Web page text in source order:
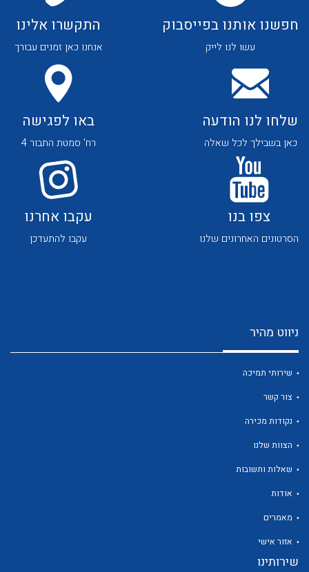
לכל מוצרי היצרן לכל מוצרי היצרן
לכל מוצרי היצרן לכל מוצרי היצרן
לכל מוצרי היצרן
חפשנו אותנו בפייסבוק
עשו לנו לייק
התקשרו אלינו
אנחנו כאן זמנים עבורך
שלחו לנו הודעה
כאן בשבילך לכל שאלה
באו לפגישה
רח' סמטת התבור 4
צפו בנו
הסרטונים האחרונים שלנו
עקבו אחרנו
עקבו להתעדכן
ניווט מהיר
שירותי תמיכה
צור קשר
נקודות מכירה
הצוות שלנו
שאלות ותשובות
אודות
מאמרים
אזור אישי
שירותינו